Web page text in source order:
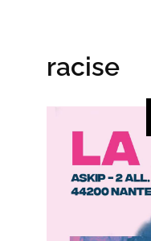
racise